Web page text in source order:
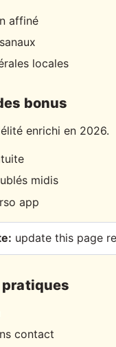
affiné
locales
bonus
enrichi en 2026.
midis
app
update this page
pratiques
contact